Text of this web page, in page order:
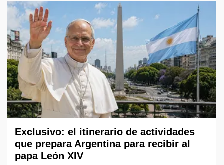
Exclusivo: el itinerario de actividades
que prepara Argentina para recibir al
papa León XIV